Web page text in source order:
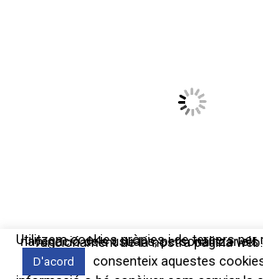
Utilitzem cookies pròpies i de tercers per realitzar l'anàlisi de la navegació dels usuaris, personalitzar els anuncis i el
D'acord
consenteix aquestes